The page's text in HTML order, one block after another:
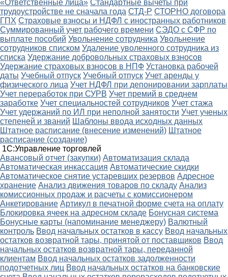
«Ответственные лица» Стандартные вычеты при
трудоустройстве не сначала года СТД-Р СТОРНО договора
ГПХ Страховые взносы и НДФЛ с иностранных работников
Суммированный учет рабочего времени СЭДО с СФР по
выплате пособий Увольнение сотрудника Увольнение
сотрудников списком Удаление уволенного сотрудника из
списка Удержание добровольных страховых взносов
Удержание страховых взносов в НПФ Установка рабочей
даты Учебный отпуск Учебный отпуск Учет аренды у
физического лица Учет НДФЛ при депонировании зарплаты
Учет переработок при СУРВ Учет премий в среднем
заработке Учет специальностей сотрудников Учет стажа
Учет удержаний по ИЛ при неполной занятости Учет ученых
степеней и званий Шаблоны ввода исходных данных
Штатное расписание (внесение изменений) Штатное
расписание (создание)
1С:Управление торговлей
Авансовый отчет (закупки) Автоматизация склада
Автоматическая инкассация Автоматические скидки
Автоматическое снятие устаревших резервов Адресное
хранение Анализ движения товаров по складу Анализ
комиссионных продаж и расчеты с комиссионером
Анкетирование Артикул в печатной форме счета на оплату
Блокировка ячеек на адресном складе Бонусная система
Бонусные карты (напоминание менеджеру) Валютный
контроль Ввод начальных остатков в кассу Ввод начальных
остатков возвратной тары, принятой от поставщиков Ввод
начальных остатков возвратной тары, переданной
клиентам Ввод начальных остатков задолженности
подотчетных лиц Ввод начальных остатков на банковские